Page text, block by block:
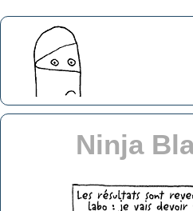
Ninja